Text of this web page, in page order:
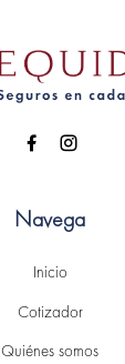
Navega
Inicio
Cotizador
Quiénes somos